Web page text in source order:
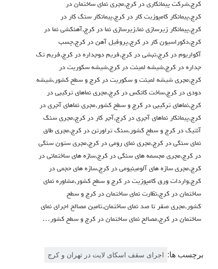
کرج,شرکت پیمانکاری در کرج,مجری نمای ساختمان در
کرج,پیمانکار کامپوزیت کار در کرج,پیمانکار سنگ کار در
کرج,پیمانکار زیرسازی نما,زیرسازی نما در کرج,آهنکشی نما در
کرج,دکوراسیون کار در کرج,پروفیل آهن در کرج,چسب
آکواریوم در کرج,نبشی در کرج,فریم دوجداره در کرج,فریم تک
جداره در کرج,شیشه لمینت در کرج,شیشه سکوریت در
کرج,مجری شیشه لمینت و سکوریت در کرج و سطح کشور,شیشه
دودی در کرج,ساخت کانکس در کرج,مجری نماهای ترکیبی در
کرج,نماهای ترکیبی در کرج و سطح کشور,مجری نماهای آجری در
کرج,پیمانکار نماهای آجری در کرج,آجر کار در کرج,مجری سنگ
آنتیک در کرج و سطح کشور,سنگ تراورتن در کرج,مجری طاق
نمای سنگی در کرج,مجری نمای رومی در کرج,مجری ستون سنگی
در کرج,مجری مجسمه های سنگی در کرج,سازه های ساختمانی در
کرج,مجری سازه های آلومینیومی در کرج,سازه های حجمی در
کرج,واردات ورق کامپوزیت در کرج و سطح کشور,مشاوره نمای
ساختمان در کرج,نظارت نمای ساختمان در کرج و سطح
کشور,مجری صفر تا صد نمای ساختمان,تامین مصالح اجرای نمای
ساختمان در کرج,مصالح نمای ساختمان در کرج و سطح کشور…
برچسب ها: اجرای سقف اسکای لایت در تهران و کرج